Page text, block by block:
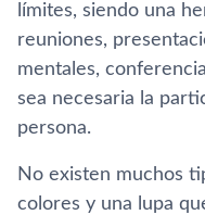
lí­mites, siendo una
reuniones,
mentales,
sea necesaria la
persona.
No existen muchos
colores y una lupa